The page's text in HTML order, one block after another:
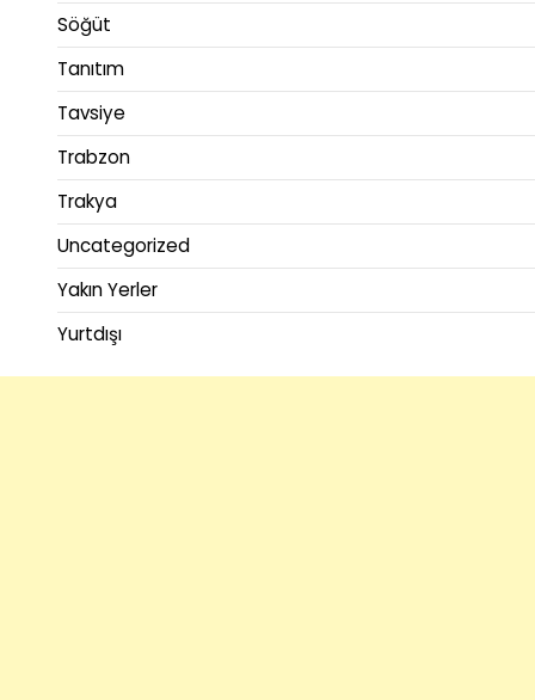
Söğüt
Tanıtım
Tavsiye
Trabzon
Trakya
Uncategorized
Yakın Yerler
Yurtdışı